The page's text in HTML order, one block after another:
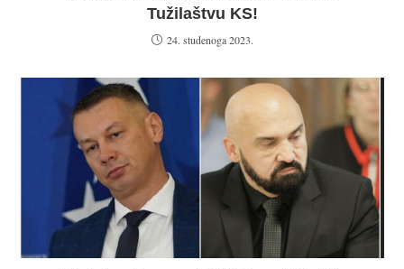
Tužilaštvu KS!
24. studenoga 2023.